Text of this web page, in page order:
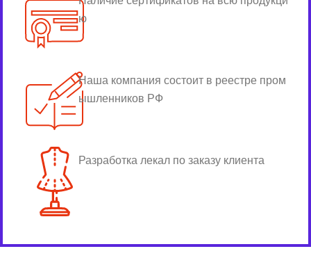
ю
Наша компания состоит в реестре пром
ышленников РФ
Разработка лекал по заказу клиента